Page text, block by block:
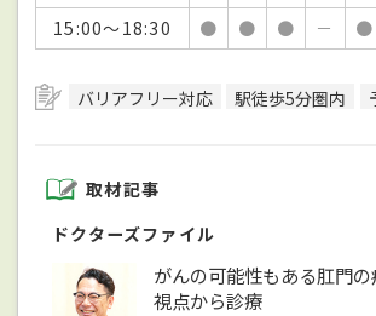
15:00～18:30
● ● ● － ●
バリアフリー対応 駅徒歩5分圏内
取材記事
ドクターズファイル
がんの可能性もある肛門
視点から診療